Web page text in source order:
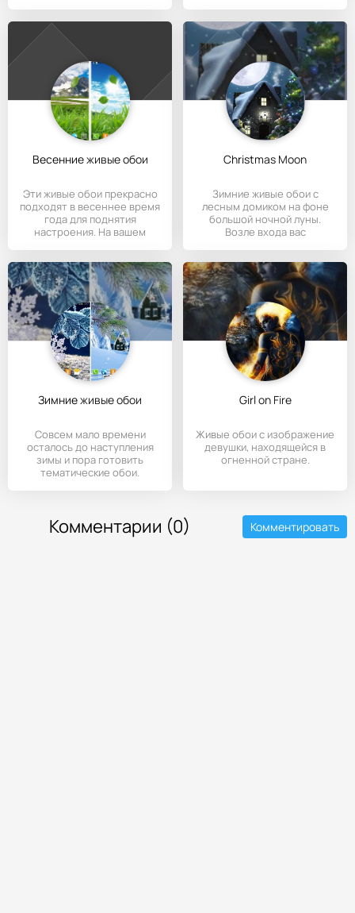
Весенние живые обои
Эти живые обои прекрасно
подходят в весеннее время
года для поднятия
настроения. На вашем
Christmas Moon
Зимние живые обои с
лесным домиком на фоне
большой ночной луны.
Возле входа вас
Зимние живые обои
Совсем мало времени
осталось до наступления
зимы и пора готовить
тематические обои.
Girl on Fire
Живые обои с изображение
девушки, находящейся в
огненной стране.
Комментарии (0) Комментировать